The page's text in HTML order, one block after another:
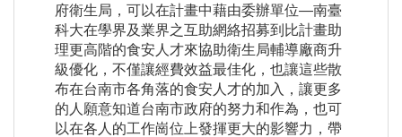
府衛生局，可以在計畫中藉由委辦單位—南臺
科大在學界及業界之互助網絡招募到比計畫助
理更高階的食安人才來協助衛生局輔導廠商升
級優化，不僅讓經費效益最佳化，也讓這些散
布在台南市各角落的食安人才的加入，讓更多
的人願意知道台南市政府的努力和作為，也可
以在各人的工作崗位上發揮更大的影響力，帶